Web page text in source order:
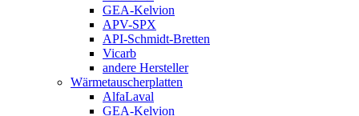
GEA-Kelvion
APV-SPX
API-Schmidt-Bretten
Vicarb
andere Hersteller
Wärmetauscherplatten
AlfaLaval
GEA-Kelvion